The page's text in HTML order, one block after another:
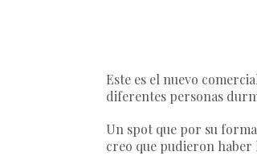
Este es el nuevo
diferentes personas
Un spot que por su
creo que pudieron haber